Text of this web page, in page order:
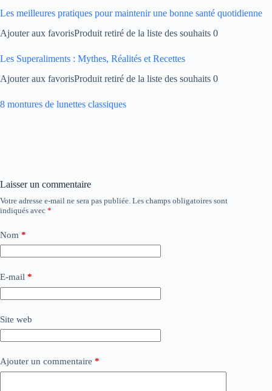
Les meilleures pratiques pour maintenir une bonne santé quotidienne
Ajouter aux favorisProduit retiré de la liste des souhaits 0
Les Superaliments : Mythes, Réalités et Recettes
Ajouter aux favorisProduit retiré de la liste des souhaits 0
8 montures de lunettes classiques
Laisser un commentaire
Votre adresse e-mail ne sera pas publiée. Les champs obligatoires sont
indiqués avec *
Nom *
E-mail *
Site web
Ajouter un commentaire *